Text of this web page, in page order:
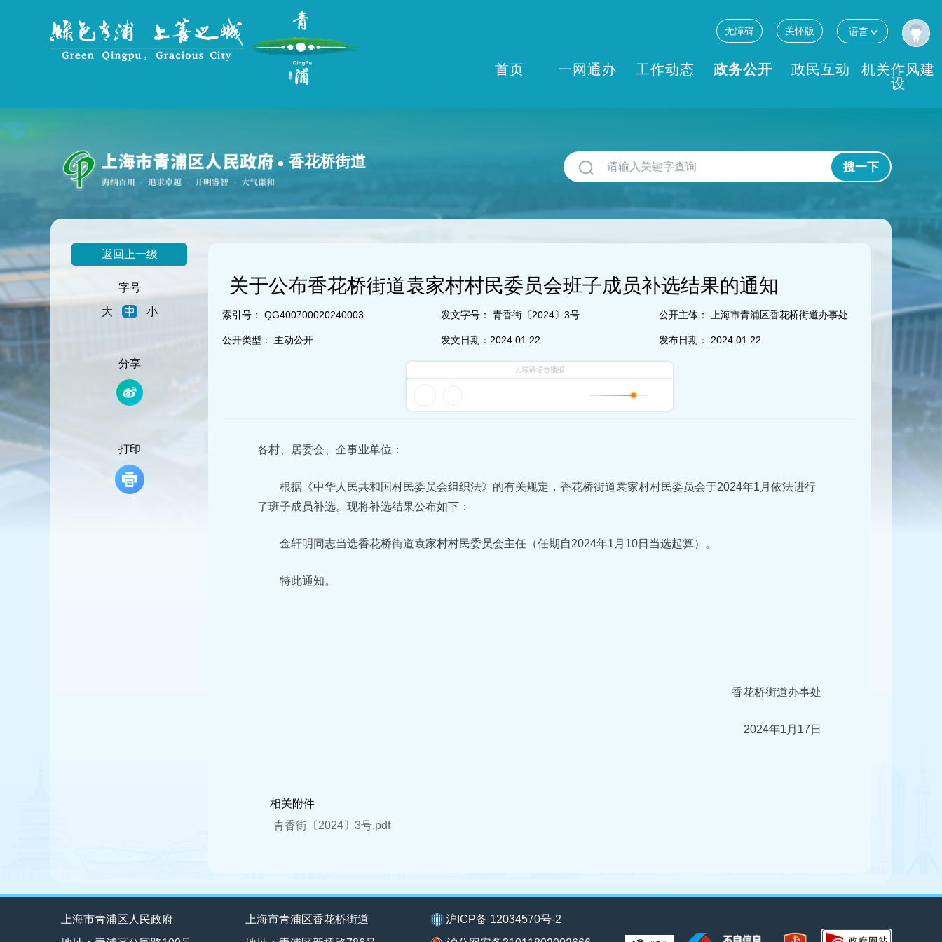
跳
到
主
要
内
无障碍 关怀版 语言
首页 一网通办 工作动态 政务公开 政民互动
机关作风建
设
香花桥街道 搜一下
返回上一级
字号
大
中 小
分享
打印
关于公布香花桥街道袁家村村民委员会班子成员补选结果的通知
索引号： QG400700020240003
公开类型： 主动公开
发文字号： 青香街〔2024〕3号
发文日期： 2024.01.22
公开主体： 上海市青浦区香花桥街道办事处
发布日期： 2024.01.22
各村、居委会、企事业单位：
根据《中华人民共和国村民委员会组织法》的有关规定，香花桥街道袁家村村民委员会于2024年1月依法进行
了班子成员补选。现将补选结果公布如下：
金轩明同志当选香花桥街道袁家村村民委员会主任（任期自2024年1月10日当选起算）。
特此通知。
香花桥街道办事处
2024年1月17日
相关附件
青香街〔2024〕3号.pdf
上海市青浦区人民政府
上海市青浦区香花桥街道
沪ICP备 12034570号-2